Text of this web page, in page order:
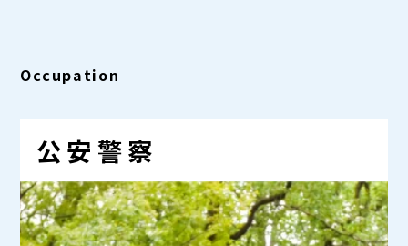
Occupation
公安警察